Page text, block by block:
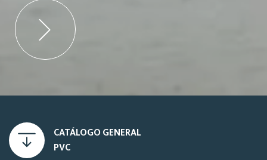
CATÁLOGO GENERAL
PVC